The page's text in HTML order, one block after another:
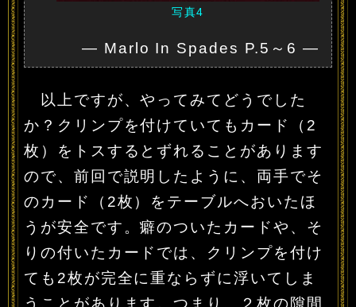
写真4
― Marlo In Spades P.5～6 ―
以上ですが、やってみてどうでした
か？クリンプを付けていてもカード（2
枚）をトスするとずれることがあります
ので、前回で説明したように、両手でそ
のカード（2枚）をテーブルへおいたほ
うが安全です。癖のついたカードや、そ
りの付いたカードでは、クリンプを付け
ても2枚が完全に重ならずに浮いてしま
うことがあります。つまり、２枚の隙間